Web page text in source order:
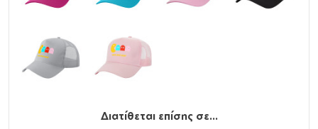
Διατίθεται επίσης σε...